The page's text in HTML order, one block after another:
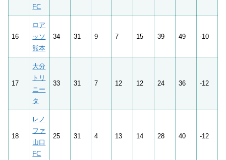
FC
16
ロア
ッソ
熊本
34 31 9 7 15 39 49 -10
17
大分
トリ
ニー
タ
33 31 7 12 12 24 36 -12
18
レノ
ファ
山口
FC
25 31 4 13 14 28 40 -12